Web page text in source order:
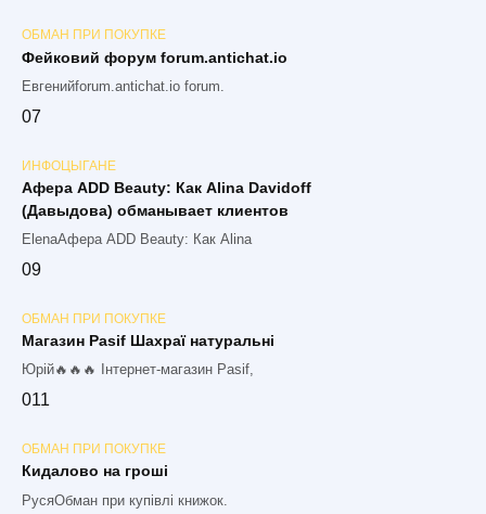
ОБМАН ПРИ ПОКУПКЕ
Фейковий форум forum.antichat.io
Евгенийforum.antichat.io forum.
07
ИНФОЦЫГАНЕ
Афера ADD Beauty: Как Alina Davidoff
(Давыдова) обманывает клиентов
ElenaАфера ADD Beauty: Как Alina
09
ОБМАН ПРИ ПОКУПКЕ
Магазин Pasif Шахраї натуральні
Юрій🔥🔥🔥 Інтернет-магазин Pasif,
011
ОБМАН ПРИ ПОКУПКЕ
Кидалово на гроші
РусяОбман при купівлі книжок.